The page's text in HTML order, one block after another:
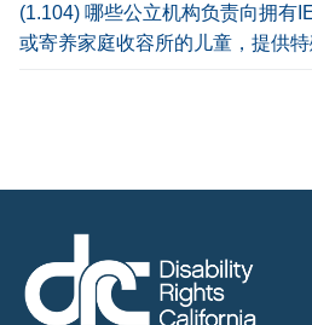
(1.104) 哪些公立机构负责向拥有
或寄养家庭收容所的儿童，提供特